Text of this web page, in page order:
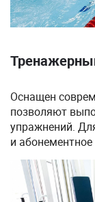
Оснащен
позволяют
упражнений.
и